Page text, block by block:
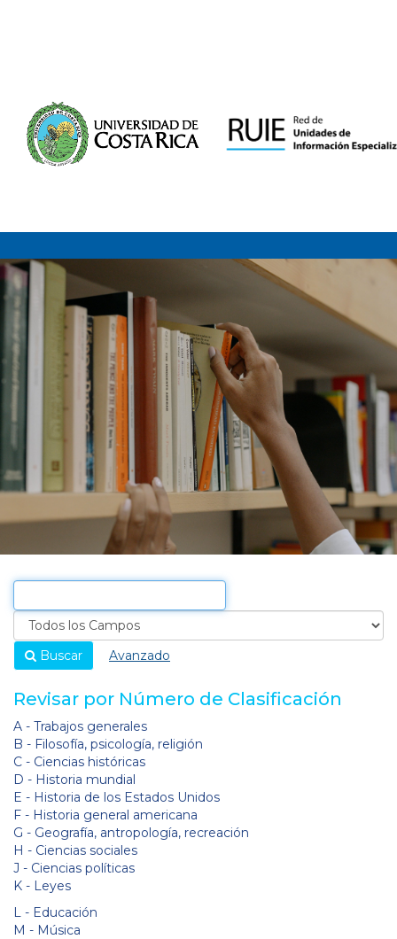
Buscar Avanzado
Revisar por Número de Clasificación
A - Trabajos generales
B - Filosofía, psicología, religión
C - Ciencias históricas
D - Historia mundial
E - Historia de los Estados Unidos
F - Historia general americana
G - Geografía, antropología, recreación
H - Ciencias sociales
J - Ciencias políticas
K - Leyes
L - Educación
M - Música